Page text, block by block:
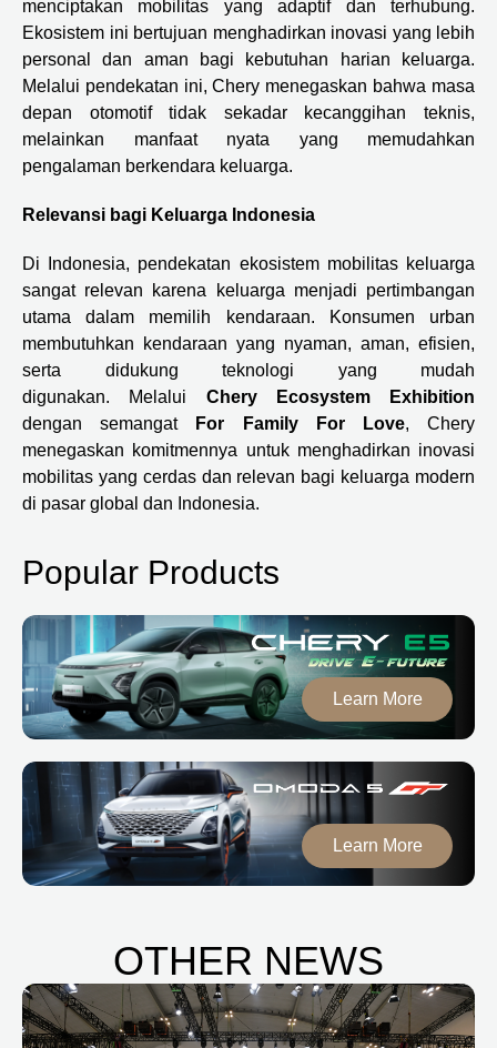
menciptakan mobilitas yang adaptif dan terhubung.
Ekosistem ini bertujuan menghadirkan inovasi yang lebih
personal dan aman bagi kebutuhan harian keluarga.
Melalui pendekatan ini, Chery menegaskan bahwa masa
depan otomotif tidak sekadar kecanggihan teknis,
melainkan manfaat nyata yang memudahkan
pengalaman berkendara keluarga.
Relevansi bagi Keluarga Indonesia
Di Indonesia, pendekatan ekosistem mobilitas keluarga
sangat relevan karena keluarga menjadi pertimbangan
utama dalam memilih kendaraan. Konsumen urban
membutuhkan kendaraan yang nyaman, aman, efisien,
serta didukung teknologi yang mudah
digunakan. Melalui Chery Ecosystem Exhibition
dengan semangat
For Family For Love, Chery
menegaskan komitmennya untuk menghadirkan inovasi
mobilitas yang cerdas dan relevan bagi keluarga modern
di pasar global dan Indonesia.
Popular Products
Learn More
Learn More
OTHER NEWS